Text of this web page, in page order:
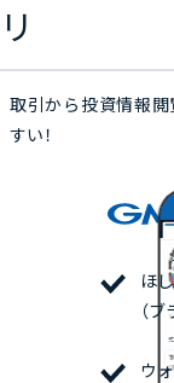
リ
取引から投資情報閲
すい！
ほ
（
ウ